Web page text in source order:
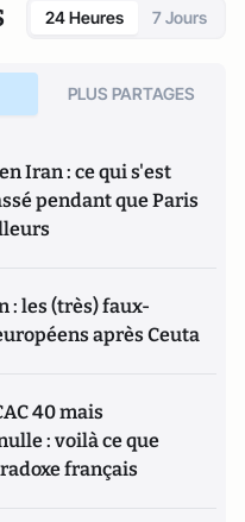
24 Heures 7 Jours
PLUS PARTAGES
Iran : ce qui s'est
pendant que Paris
: les (très) faux-
après Ceuta
40 mais
: voilà ce que
français